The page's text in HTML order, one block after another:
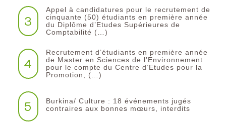
3
Appel à candidatures pour le recrutement de
cinquante (50) étudiants en première année
du Diplôme d’Etudes Supérieures de
Comptabilité (…)
4
Recrutement d’étudiants en première année
de Master en Sciences de l’Environnement
pour le compte du Centre d’Etudes pour la
Promotion, (…)
5
Burkina/ Culture : 18 événements jugés
contraires aux bonnes mœurs, interdits